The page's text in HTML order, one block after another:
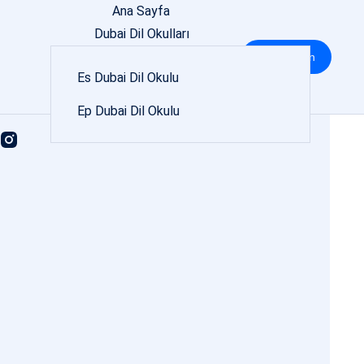
Ana Sayfa
Dubai Dil Okulları
Es Dubai Dil Okulu
Ep Dubai Dil Okulu
İletişim
Sözleşme
Bize Ulaşın
SOSYAL MEDYA